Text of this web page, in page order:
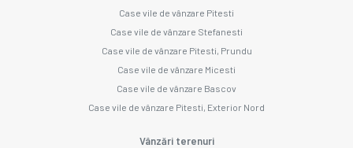
Case vile de vânzare Pitesti
Case vile de vânzare Stefanesti
Case vile de vânzare Pitesti, Prundu
Case vile de vânzare Micesti
Case vile de vânzare Bascov
Case vile de vânzare Pitesti, Exterior Nord
Vânzări terenuri